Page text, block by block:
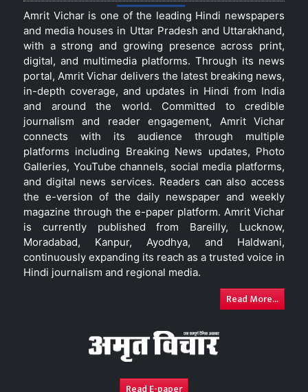
Amrit Vichar is one of the leading Hindi newspapers
and media houses in Uttar Pradesh and Uttarakhand,
with a strong and growing presence across print,
digital, and multimedia platforms. Through its news
portal, Amrit Vichar delivers the latest breaking news,
in-depth coverage, and updates in Hindi from India
and around the world. Committed to credible
journalism and reader engagement, Amrit Vichar
connects with its audience through multiple
platforms including Breaking News updates, Photo
Galleries, YouTube channels, social media platforms,
and digital news services. Readers can also access
the e-version of the daily newspaper and weekly
magazine through the e-paper platform. Amrit Vichar
is currently published from Bareilly, Lucknow,
Moradabad, Kanpur, Ayodhya, and Haldwani,
continuously expanding its reach as a trusted voice in
Hindi journalism and regional media.
Read More...
Read E-paper